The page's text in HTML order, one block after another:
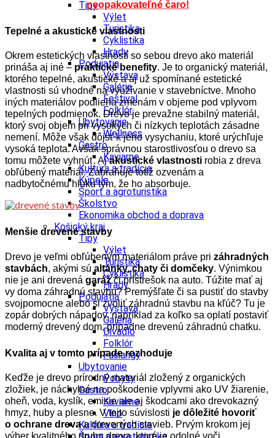
Tipy
Výlet
Turistika
Cyklistika
Hrady
Podujatia
Výstava
Galéria
Festival
Folklór
Ubytovanie
Wellness
Gastro
Kaviarne
Kultúra a tradície
Kúpele
Šport a agroturistika
Školstvo
Ekonomika obchod a doprava
Košický kraj
Tipy
Výlet
Turistika
Cyklistika
Hrady
Podujatia
Výstava
Galéria
Divadlo
Folklór
Fašiangy
Ubytovanie
Pobyty
Gastro
Kaviarne
Víno
Kultúra a tradície
neopakovateľné čaro!
Tepelné a akustické vlastnosti
Okrem estetických vlastností so sebou drevo ako materiál
prináša aj iné – praktické benefity. Je to organický materiál,
ktorého tepelné, akustické a aj už spomínané estetické
vlastnosti sú vhodné na využívanie v stavebníctve. Mnoho
iných materiálov podlieha zmenám v objeme pod vplyvom
tepelných podmienok. Drevo je prevažne stabilný materiál,
ktorý svoj objem pri vysokých či nízkych teplotách zásadne
nemení. Môže však dôjsť k jeho vysychaniu, ktoré urýchľuje
vysoká teplota. Avšak správnou starostlivosťou o drevo sa
tomu môžete vyhnúť. Ajakustické vlastnosti robia z dreva
obľúbený materiál. Zabraňuje totiž ozvenám a
nadbytočnému hluku tým, že ho absorbuje.
Menšie drevené stavby
Drevo je veľmi obľúbeným materiálom práve pri záhradných
stavbách, akými sú altánky, chaty či domčeky. Výnimkou
nie je ani drevená garážči prístrešok na auto. Túžite mať aj
vy doma záhradnú stavbu? Premýšľate či sa pustiť do stavby
svojpomocne alebo si zvoliť záhradnú stavbu na kľúč? Tu je
zopár dobrých nápadov, napríklad za koľko sa oplatí postaviť
moderný drevený dom, prípadne drevenú záhradnú chatku.
Kvalita aj v tomto prípade rozhoduje
Keďže je drevo prírodný materiál zložený z organických
zložiek, je náchylné na poškodenie vplyvmi ako UV žiarenie,
oheň, voda, kyslík, emisie ale aj škodcami ako drevokazný
hmyz, huby a plesne. V tejto súvislosti je dôležité hovoriť
o ochrane drevaa drevených stavieb. Prvým krokom jej